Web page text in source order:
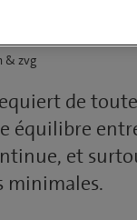
& zvg
de
équilibre
et
minimales.